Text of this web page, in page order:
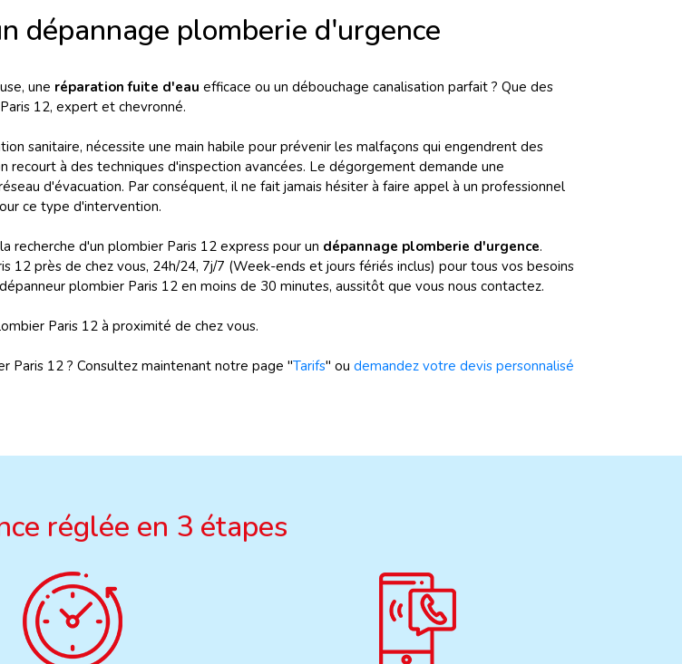
dépannage plomberie d'urgence
une réparation fuite d'eau efficace ou un débouchage canalisation parfait ? Que des
12, expert et chevronné.
sanitaire, nécessite une main habile pour prévenir les malfaçons qui engendrent des
à des techniques d'inspection avancées. Le dégorgement demande une
d'évacuation. Par conséquent, il ne fait jamais hésiter à faire appel à un professionnel
ce type d'intervention.
d'un plombier Paris 12 express pour un dépannage plomberie d'urgence.
près de chez vous, 24h/24, 7j/7 (Week-ends et jours fériés inclus) pour tous vos besoins
plombier Paris 12 en moins de 30 minutes, aussitôt que vous nous contactez.
Paris 12 à proximité de chez vous.
Paris 12 ? Consultez maintenant notre page "Tarifs" ou demandez votre devis personnalisé
réglée en 3 étapes